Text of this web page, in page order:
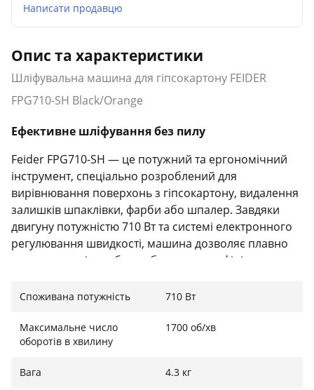
Написати продавцю
Опис та характеристики
Шліфувальна машина для гіпсокартону FEIDER
FPG710-SH Black/Orange
Ефективне шліфування без пилу
Feider FPG710-SH — це потужний та ергономічний
інструмент, спеціально розроблений для
вирівнювання поверхонь з гіпсокартону, видалення
залишків шпаклівки, фарби або шпалер. Завдяки
двигуну потужністю 710 Вт та системі електронного
регулювання швидкості, машина дозволяє плавно
переходити від грубого обдирання до фінішного
поверхню.
Телескопічна конструкція та мобільність
Головною перевагою моделі є її телескопічна ручка,
Споживана потужність 710 Вт
Максимальне число
оборотів в хвилину
1700 об/хв
Вага 4.3 кг